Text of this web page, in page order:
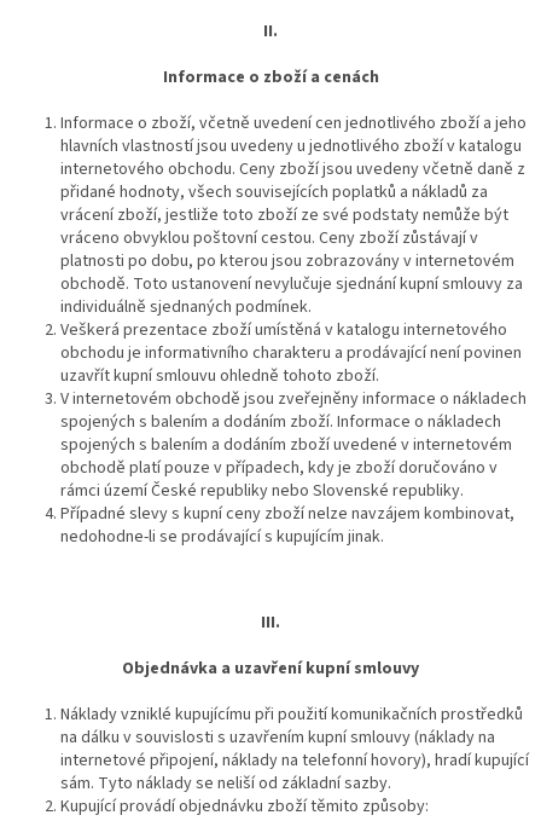
II.
Informace o zboží a cenách
Informace o zboží, včetně uvedení cen jednotlivého zboží a jeho
hlavních vlastností jsou uvedeny u jednotlivého zboží v katalogu
internetového obchodu. Ceny zboží jsou uvedeny včetně daně z
přidané hodnoty, všech souvisejících poplatků a nákladů za
vrácení zboží, jestliže toto zboží ze své podstaty nemůže být
vráceno obvyklou poštovní cestou. Ceny zboží zůstávají v
platnosti po dobu, po kterou jsou zobrazovány v internetovém
obchodě. Toto ustanovení nevylučuje sjednání kupní smlouvy za
individuálně sjednaných podmínek.
Veškerá prezentace zboží umístěná v katalogu internetového
obchodu je informativního charakteru a prodávající není povinen
uzavřít kupní smlouvu ohledně tohoto zboží.
V internetovém obchodě jsou zveřejněny informace o nákladech
spojených s balením a dodáním zboží. Informace o nákladech
spojených s balením a dodáním zboží uvedené v internetovém
obchodě platí pouze v případech, kdy je zboží doručováno v
rámci území České republiky nebo Slovenské republiky.
Případné slevy s kupní ceny zboží nelze navzájem kombinovat,
nedohodne-li se prodávající s kupujícím jinak.
III.
Objednávka a uzavření kupní smlouvy
Náklady vzniklé kupujícímu při použití komunikačních prostředků
na dálku v souvislosti s uzavřením kupní smlouvy (náklady na
internetové připojení, náklady na telefonní hovory), hradí kupující
sám. Tyto náklady se neliší od základní sazby.
Kupující provádí objednávku zboží těmito způsoby: